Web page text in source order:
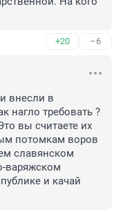
+20 –6
внесли в
нагло требовать ?
вы считаете их
потомкам воров
славянском
варяжском
и качай